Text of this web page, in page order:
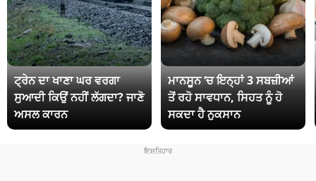
ਟ੍ਰੇਨ ਦਾ ਖਾਣਾ ਘਰ ਵਰਗਾ
ਸੁਆਦੀ ਕਿਉਂ ਨਹੀਂ ਲੱਗਦਾ? ਜਾਣੋ
ਅਸਲ ਕਾਰਨ
ਮਾਨਸੂਨ ‘ਚ ਇਨ੍ਹਾਂ 3 ਸਬਜ਼ੀਆਂ
ਤੋਂ ਰਹੋ ਸਾਵਧਾਨ, ਸਿਹਤ ਨੂੰ ਹੋ
ਸਕਦਾ ਹੈ ਨੁਕਸਾਨ